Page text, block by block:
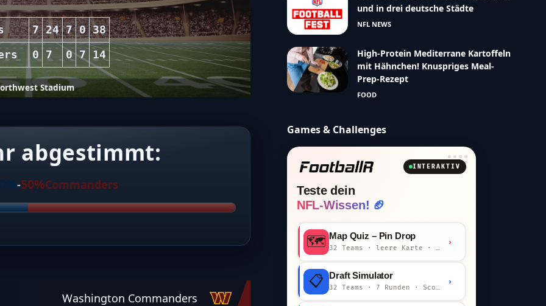
7 24 7 0 38
0 7 0 7 14
Stadium
abgestimmt:
50%-50%Commanders
Washington Commanders
und in drei deutsche Städte
NFL NEWS
High-Protein Mediterrane Kartoffeln
mit Hähnchen! Knuspriges Meal-
Prep-Rezept
FOOD
Games & Challenges
INTERAKTIV
Teste dein
NFL-Wissen! 🏈
🗺️ Map Quiz – Pin Drop
›
📋 Draft Simulator
›